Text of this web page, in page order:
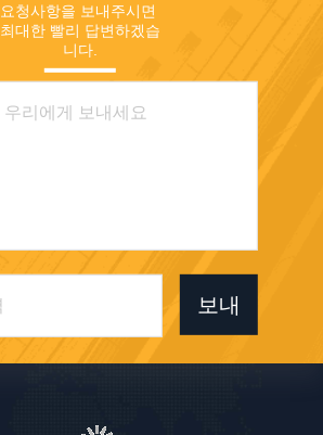
요청사항을 보내주시면
최대한 빨리 답변하겠습
니다.
보내